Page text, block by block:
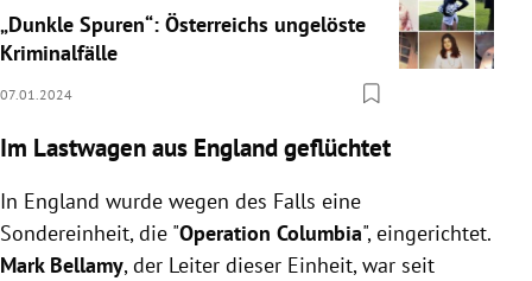
„Dunkle Spuren“: Österreichs ungelöste
Kriminalfälle
07.01.2024
Im Lastwagen aus England geflüchtet
In England wurde wegen des Falls eine
Sondereinheit, die "Operation Columbia", eingerichtet.
Mark Bellamy, der Leiter dieser Einheit, war seit